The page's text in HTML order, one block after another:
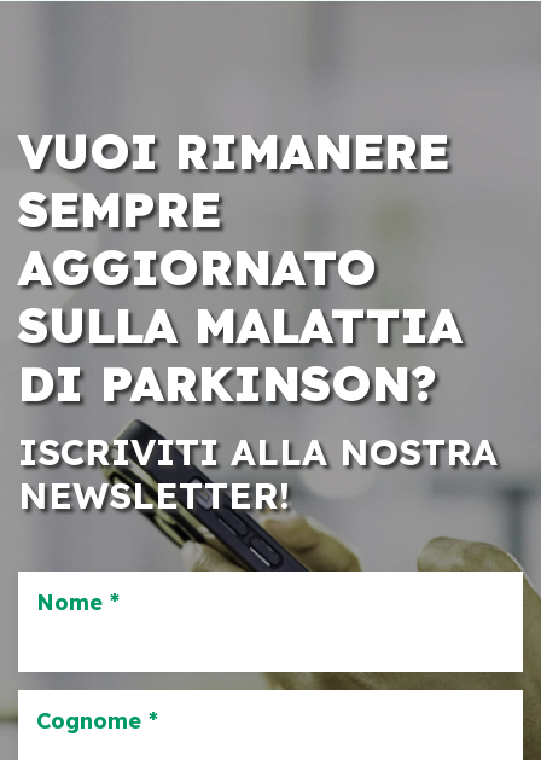
VUOI RIMANERE
SEMPRE
AGGIORNATO
SULLA MALATTIA
DI PARKINSON?
ISCRIVITI ALLA NOSTRA
NEWSLETTER!
Nome *
Cognome *